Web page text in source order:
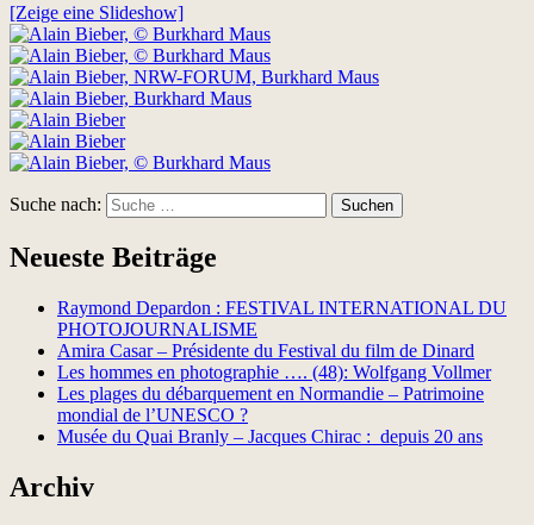
[Zeige eine Slideshow]
Suche nach: Suchen
Neueste Beiträge
Raymond Depardon : FESTIVAL INTERNATIONAL DU
PHOTOJOURNALISME
Amira Casar – Présidente du Festival du film de Dinard
Les hommes en photographie …. (48): Wolfgang Vollmer
Les plages du débarquement en Normandie – Patrimoine
mondial de l’UNESCO ?
Musée du Quai Branly – Jacques Chirac : depuis 20 ans
Archiv